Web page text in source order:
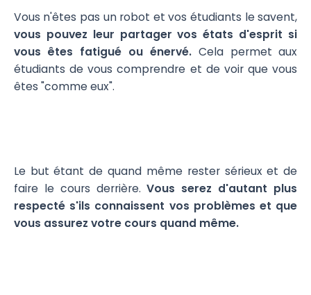
Vous n'êtes pas un robot et vos étudiants le savent,
vous pouvez leur partager vos états d'esprit si
vous êtes fatigué ou énervé. Cela permet aux
étudiants de vous comprendre et de voir que vous
êtes "comme eux".
Le but étant de quand même rester sérieux et de
faire le cours derrière.Vous serez d'autant plus
respecté s'ils connaissent vos problèmes et que
vous assurez votre cours quand même.